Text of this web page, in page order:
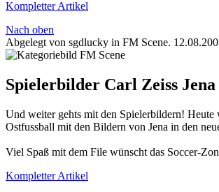
Kompletter Artikel
Nach oben
Abgelegt von sgdlucky in FM Scene.
Spielerbilder Carl Zeiss Jena
Und weiter gehts mit den Spielerbildern! Heute
Ostfussball mit den Bildern von Jena in den
Viel Spaß mit dem File wünscht das Soccer-
Kompletter Artikel